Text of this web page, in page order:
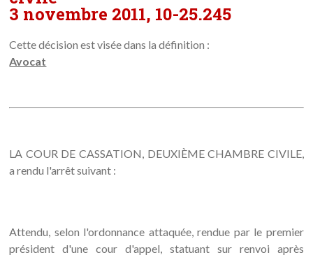
3 novembre 2011, 10-25.245
Cette décision est visée dans la définition :
Avocat
LA COUR DE CASSATION, DEUXIÈME CHAMBRE CIVILE,
a rendu l'arrêt suivant :
Attendu, selon l'ordonnance attaquée, rendue par le premier
président d'une cour d'appel, statuant sur renvoi après